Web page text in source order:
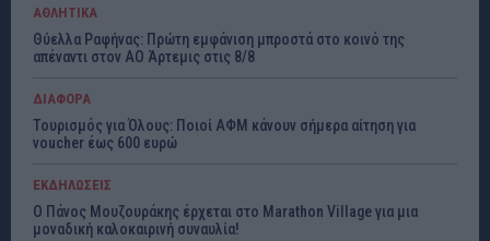
ΑΘΛΗΤΙΚΑ
Θύελλα Ραφήνας: Πρώτη εμφάνιση μπροστά στο κοινό της
απέναντι στον ΑΟ Άρτεμις στις 8/8
ΔΙΑΦΟΡΑ
Τουρισμός για Όλους: Ποιοί ΑΦΜ κάνουν σήμερα αίτηση για
voucher έως 600 ευρώ
ΕΚΔΗΛΩΣΕΙΣ
Ο Πάνος Μουζουράκης έρχεται στο Marathon Village για μια
μοναδική καλοκαιρινή συναυλία!